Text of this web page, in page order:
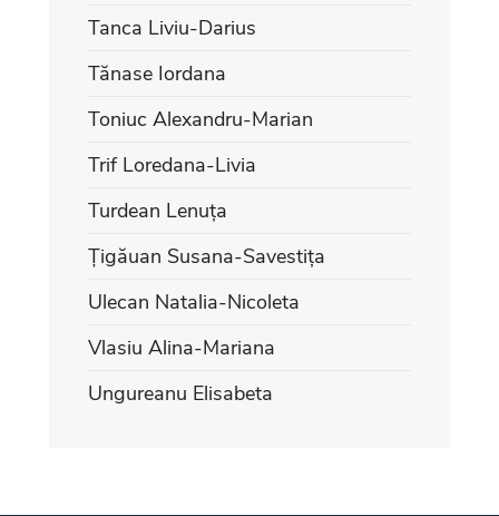
Tanca Liviu-Darius
Tănase Iordana
Toniuc Alexandru-Marian
Trif Loredana-Livia
Turdean Lenuța
Țigăuan Susana-Savestița
Ulecan Natalia-Nicoleta
Vlasiu Alina-Mariana
Ungureanu Elisabeta